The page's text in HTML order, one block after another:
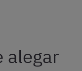
alegar